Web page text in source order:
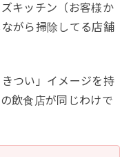
キッチン（お客様か
がら掃除してる店舗
つい」イメージを持
飲食店が同じわけで